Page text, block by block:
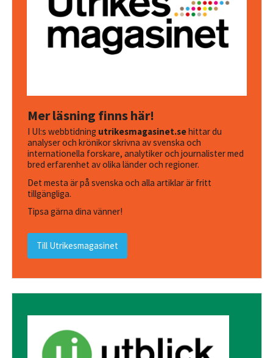
Mer läsning finns här!
I UI:s webbtidning utrikesmagasinet.sehittar du
analyser och krönikor skrivna av svenska och
internationella forskare, analytiker och journalister med
bred erfarenhet av olika länder och regioner.
Det mesta är på svenska och alla artiklar är fritt
tillgängliga.
Tipsa gärna dina vänner!
Till Utrikesmagasinet